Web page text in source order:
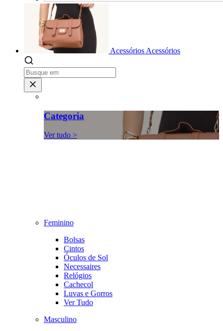
Acessórios Acessórios
Categoria
Ver tudo >
Feminino
Bolsas
Cintos
Óculos de Sol
Necessaires
Relógios
Cachecol
Luvas e Gorros
Ver Tudo
Masculino